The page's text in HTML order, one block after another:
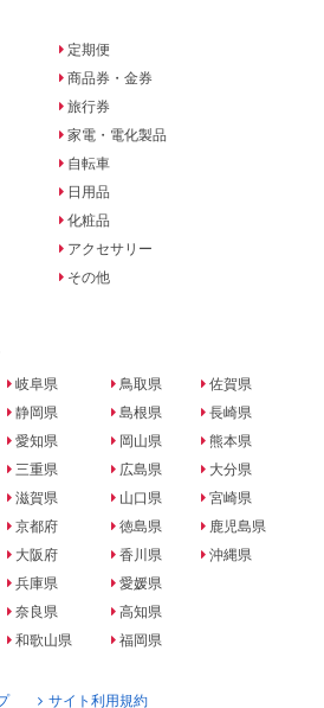
定期便
商品券・金券
旅行券
家電・電化製品
自転車
日用品
化粧品
アクセサリー
その他
岐阜県
静岡県
愛知県
三重県
滋賀県
京都府
大阪府
兵庫県
奈良県
和歌山県
鳥取県
島根県
岡山県
広島県
山口県
徳島県
香川県
愛媛県
高知県
福岡県
佐賀県
長崎県
熊本県
大分県
宮崎県
鹿児島県
沖縄県
サイト利用規約